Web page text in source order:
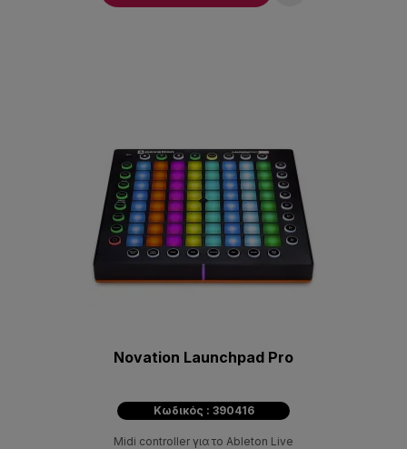
Novation Launchpad Pro
Κωδικός : 390416
Midi controller για το Ableton Live